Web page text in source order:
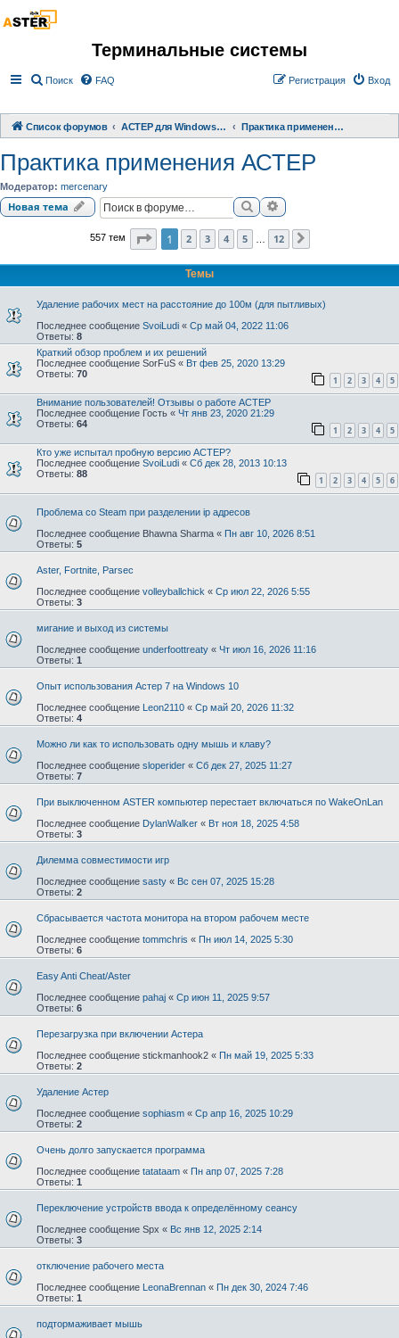
Терминальные системы
Поиск FAQ Вход
Регистрация
Список форумов АСТЕР для Windows 2000/XP/ 7/ 8/ 10 Практика применения АСТЕР
Практика применения АСТЕР
Модератор: mercenary
Новая тема ПоискРасширенный поиск
557 тем Страница1 из
1 2 3 4 5 12
Темы
Удаление рабочих мест на расстояние до 100м (для пытливых)
Последнее сообщение SvoiLudi « Ср май 04, 2022 11:06
Ответы: 8
Краткий обзор проблем и их решений
Последнее сообщение SorFuS « Вт фев 25, 2020 13:29
Ответы: 70
1 2 3 4 5
Внимание пользователей! Отзывы о работе АСТЕР
Последнее сообщение Гость « Чт янв 23, 2020 21:29
Ответы: 64
1 2 3 4 5
Кто уже испытал пробную версию АСТЕР?
Последнее сообщение SvoiLudi « Сб дек 28, 2013 10:13
Ответы: 88
1 2 3 4 5 6
Проблема со Steam при разделении ip адресов
Последнее сообщение Bhawna Sharma « Пн авг 10, 2026 8:51
Ответы: 5
Aster, Fortnite, Parsec
Последнее сообщение volleyballchick « Ср июл 22, 2026 5:55
Ответы: 3
мигание и выход из системы
Последнее сообщение underfoottreaty « Чт июл 16, 2026 11:16
Ответы: 1
Опыт использования Астер 7 на Windows 10
Последнее сообщение Leon2110 « Ср май 20, 2026 11:32
Ответы: 4
Можно ли как то использовать одну мышь и клаву?
Последнее сообщение sloperider « Сб дек 27, 2025 11:27
Ответы: 7
При выключенном ASTER компьютер перестает включаться по WakeOnLan
Последнее сообщение DylanWalker « Вт ноя 18, 2025 4:58
Ответы: 3
Дилемма совместимости игр
Последнее сообщение sasty « Вс сен 07, 2025 15:28
Ответы: 2
Сбрасывается частота монитора на втором рабочем месте
Последнее сообщение tommchris « Пн июл 14, 2025 5:30
Ответы: 6
Easy Anti Cheat/Aster⁠⁠
Последнее сообщение pahaj « Ср июн 11, 2025 9:57
Ответы: 6
Перезагрузка при включении Астера
Последнее сообщение stickmanhook2 « Пн май 19, 2025 5:33
Ответы: 2
Удаление Астер
Последнее сообщение sophiasm « Ср апр 16, 2025 10:29
Ответы: 2
Очень долго запускается программа
Последнее сообщение tatataam « Пн апр 07, 2025 7:28
Ответы: 1
Переключение устройств ввода к определённому сеансу
Последнее сообщение Spx « Вс янв 12, 2025 2:14
Ответы: 3
отключение рабочего места
Последнее сообщение LeonaBrennan « Пн дек 30, 2024 7:46
Ответы: 1
подтормаживает мышь